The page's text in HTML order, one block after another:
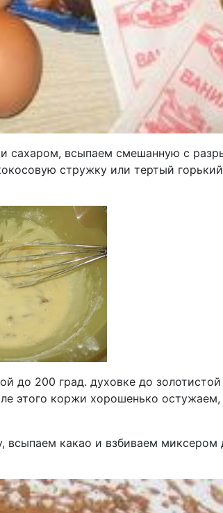
сахаром, всыпаем смешанную с
стружку или тертый
до 200 град. духовке до
этого коржи хорошенько остужаем,
всыпаем какао и взбиваем миксером